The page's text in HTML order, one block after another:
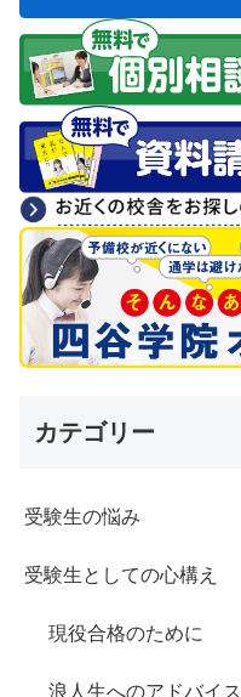
カテゴリー
受験生の悩み
受験生としての心構え
現役合格のために
浪人生へのアドバイス